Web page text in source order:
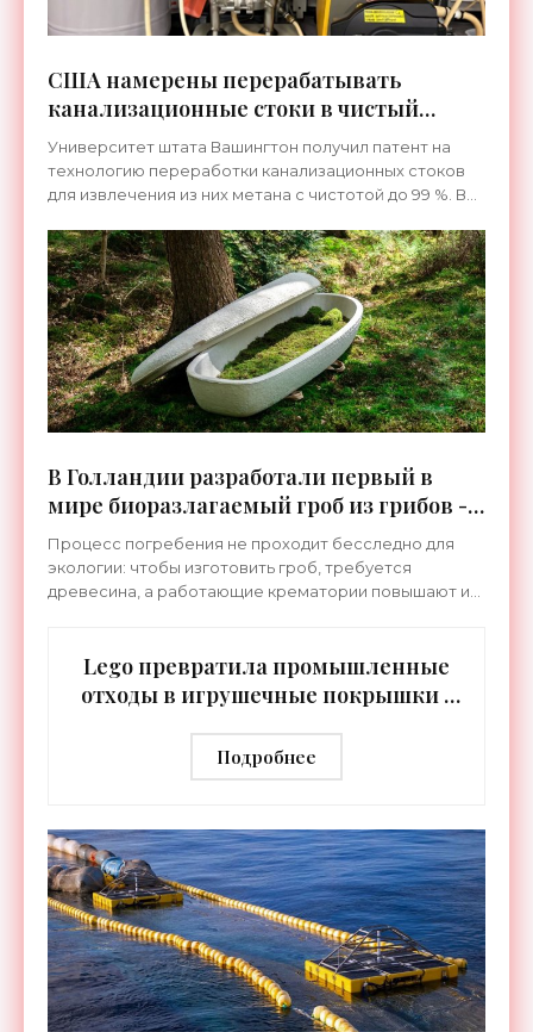
США намерены перерабатывать
канализационные стоки в чистый
метан - «Технологии»
Университет штата Вашингтон получил патент на
технологию переработки канализационных стоков
для извлечения из них метана с чистотой до 99 %. В
В Голландии разработали первый в
мире биоразлагаемый гроб из грибов -
«Технологии»
Процесс погребения не проходит бесследно для
экологии: чтобы изготовить гроб, требуется
древесина, а работающие крематории повышают и
Lego превратила промышленные
отходы в игрушечные покрышки -
Подробнее